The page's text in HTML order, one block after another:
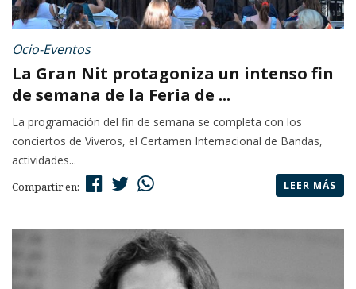
Ocio-Eventos
La Gran Nit protagoniza un intenso fin
de semana de la Feria de ...
La programación del fin de semana se completa con los
conciertos de Viveros, el Certamen Internacional de Bandas,
actividades...
Compartir en: LEER MÁS